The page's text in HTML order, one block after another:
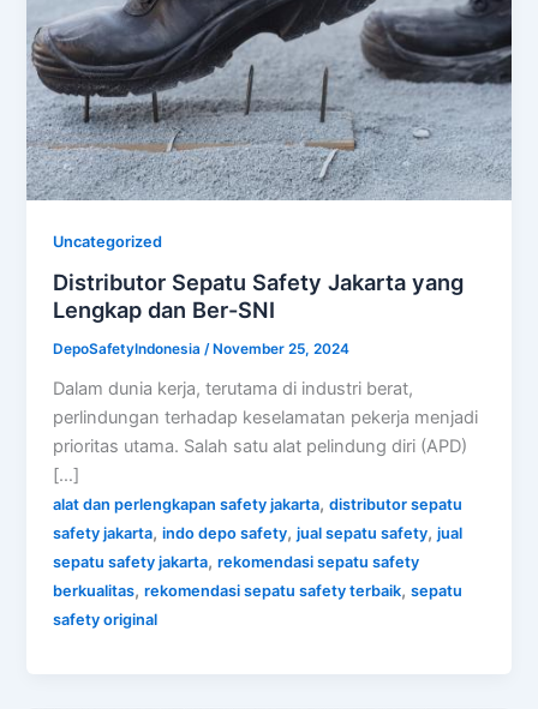
Uncategorized
Distributor Sepatu Safety Jakarta yang
Lengkap dan Ber-SNI
DepoSafetyIndonesia/ November 25, 2024
Dalam dunia kerja, terutama di industri berat,
perlindungan terhadap keselamatan pekerja menjadi
prioritas utama. Salah satu alat pelindung diri (APD)
[…]
alat dan perlengkapan safety jakarta,distributor sepatu
safety jakarta,indo depo safety,jual sepatu safety,jual
sepatu safety jakarta,rekomendasi sepatu safety
berkualitas,rekomendasi sepatu safety terbaik,sepatu
safety original